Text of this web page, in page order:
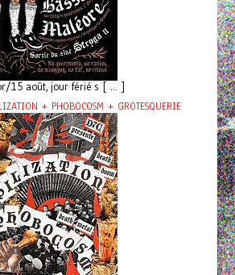
15 août, jour férié s [ ... ]
+ PHOBOCOSM + GROTESQUERIE